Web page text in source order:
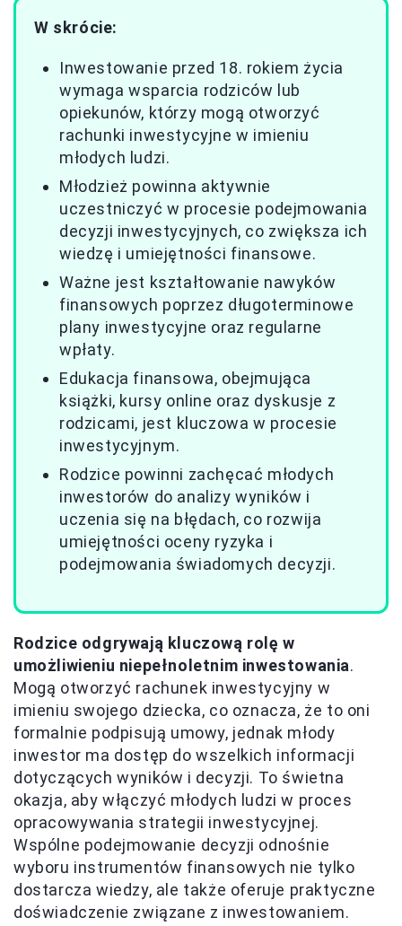
W skrócie:
Inwestowanie przed 18. rokiem życia
wymaga wsparcia rodziców lub
opiekunów, którzy mogą otworzyć
rachunki inwestycyjne w imieniu
młodych ludzi.
Młodzież powinna aktywnie
uczestniczyć w procesie podejmowania
decyzji inwestycyjnych, co zwiększa ich
wiedzę i umiejętności finansowe.
Ważne jest kształtowanie nawyków
finansowych poprzez długoterminowe
plany inwestycyjne oraz regularne
wpłaty.
Edukacja finansowa, obejmująca
książki, kursy online oraz dyskusje z
rodzicami, jest kluczowa w procesie
inwestycyjnym.
Rodzice powinni zachęcać młodych
inwestorów do analizy wyników i
uczenia się na błędach, co rozwija
umiejętności oceny ryzyka i
podejmowania świadomych decyzji.
Rodzice odgrywają kluczową rolę w
umożliwieniu niepełnoletnim inwestowania.
Mogą otworzyć rachunek inwestycyjny w
imieniu swojego dziecka, co oznacza, że to oni
formalnie podpisują umowy, jednak młody
inwestor ma dostęp do wszelkich informacji
dotyczących wyników i decyzji. To świetna
okazja, aby włączyć młodych ludzi w proces
opracowywania strategii inwestycyjnej.
Wspólne podejmowanie decyzji odnośnie
wyboru instrumentów finansowych nie tylko
dostarcza wiedzy, ale także oferuje praktyczne
doświadczenie związane z inwestowaniem.